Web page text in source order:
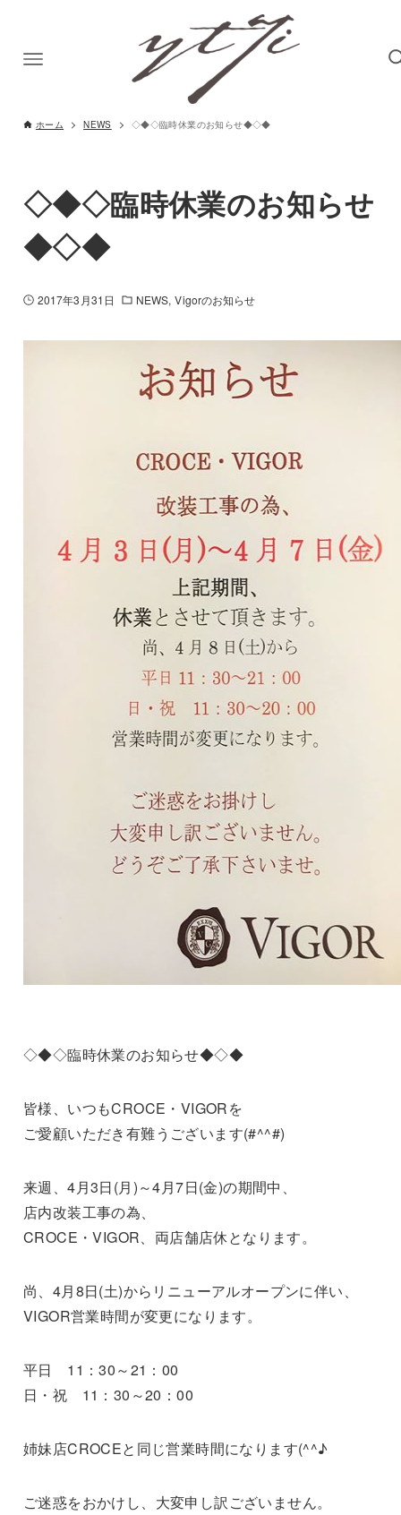
ホーム NEWS ◇◆◇臨時休業のお知らせ◆◇◆
◇◆◇臨時休業のお知らせ
◆◇◆
2017年3月31日 NEWS Vigorのお知らせ
◇◆◇臨時休業のお知らせ◆◇◆
皆様、いつもCROCE・VIGORを
ご愛顧いただき有難うございます(#^^#)
来週、4月3日(月)～4月7日(金)の期間中、
店内改装工事の為、
CROCE・VIGOR、両店舗店休となります。
尚、4月8日(土)からリニューアルオープンに伴い、
VIGOR営業時間が変更になります。
平日 11：30～21：00
日・祝 11：30～20：00
姉妹店CROCEと同じ営業時間になります(^^♪
ご迷惑をおかけし、大変申し訳ございません。